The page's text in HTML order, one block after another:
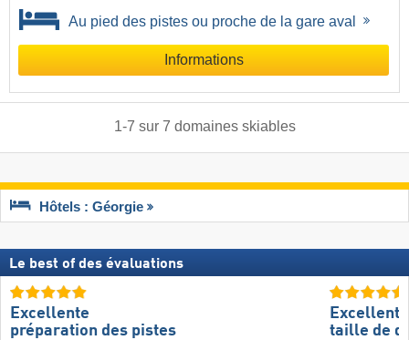
Au pied des pistes ou proche de la gare aval
Informations
1-7 sur 7 domaines skiables
Hôtels : Géorgie
Le best of des évaluations
Excellente
préparation des pistes
Excellente
taille de